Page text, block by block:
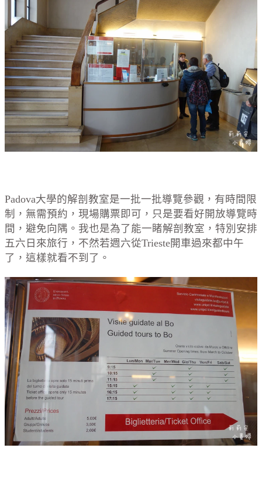
Padova大學的解剖教室是一批一批導覽參觀，有時間限
制，無需預約，現場購票即可，只是要看好開放導覽時
間，避免向隅。我也是為了能一睹解剖教室，特別安排
五六日來旅行，不然若週六從Trieste開車過來都中午
了，這樣就看不到了。